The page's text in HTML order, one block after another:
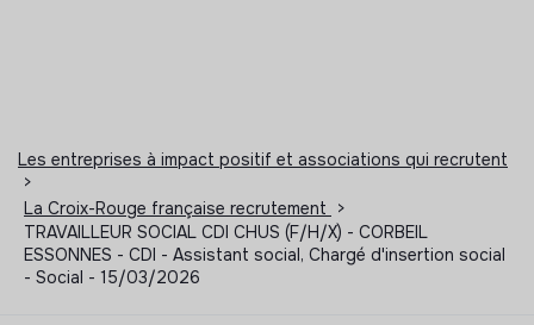
Les entreprises à impact positif et associations qui recrutent
>
La Croix-Rouge française recrutement
>
TRAVAILLEUR SOCIAL CDI CHUS (F/H/X) - CORBEIL
ESSONNES - CDI - Assistant social, Chargé d'insertion social
- Social - 15/03/2026